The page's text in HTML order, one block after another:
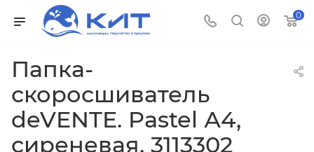
0
Папка-
скоросшиватель
deVENTE. Pastel А4,
сиреневая, 3113302